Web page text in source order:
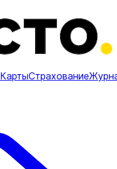
КартыСтрахование